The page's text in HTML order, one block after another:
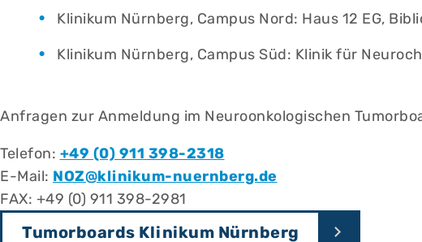
Klinikum Nürnberg, Campus Nord: Haus 12 EG,
Klinikum Nürnberg, Campus Süd: Klinik für
Anfragen zur Anmeldung im Neuroonkologischen
Telefon: +49 (0) 911 398-2318
E-Mail: NOZ@klinikum-nuernberg.de
FAX: +49 (0) 911 398-2981
Tumorboards Klinikum Nürnberg